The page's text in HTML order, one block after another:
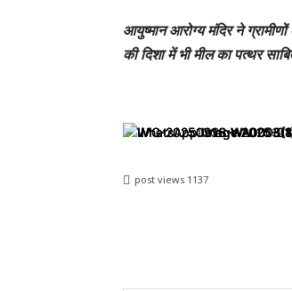
आयुष्मान आरोग्य मंदिर ने
की दिशा में भी मील का पत्थर
post views 1137